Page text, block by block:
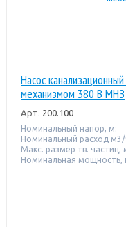
Насос
механизмом 380 В МНЗ
Арт. 200.100
Номинальный напор, м:
Номинальный расход м3/
Макс. размер тв. частиц,
Номинальная мощность,